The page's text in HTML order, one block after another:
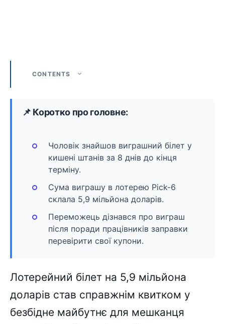
CONTENTS
📌 Коротко про головне:
Чоловік знайшов виграшний білет у
кишені штанів за 8 днів до кінця
терміну.
Сума виграшу в лотерею Pick-6
склала 5,9 мільйона доларів.
Переможець дізнався про виграш
після поради працівників заправки
перевірити свої купони.
Лотерейний білет на 5,9 мільйона
доларів став справжнім квитком у
безбідне майбутнє для мешканця